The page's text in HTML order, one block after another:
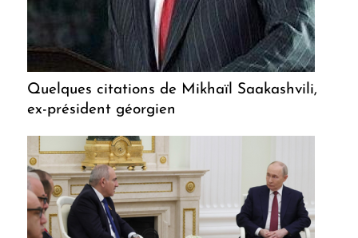
Quelques citations de Mikhaïl Saakashvili,
ex-président géorgien